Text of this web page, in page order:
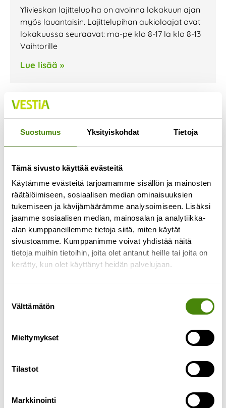
Suostumus Yksityiskohdat Tietoja
Tämä sivusto käyttää evästeitä
Käytämme evästeitä tarjoamamme sisällön ja mainosten
räätälöimiseen, sosiaalisen median ominaisuuksien
tukemiseen ja kävijämäärämme analysoimiseen. Lisäksi
jaamme sosiaalisen median, mainosalan ja analytiikka-
alan kumppaneillemme tietoja siitä, miten käytät
sivustoamme. Kumppanimme voivat yhdistää näitä
tietoja muihin tietoihin, joita olet antanut heille tai joita on
kerätty, kun olet käyttänyt heidän palvelujaan.
valinta
Välttämätön
Mieltymykset
Tilastot
Markkinointi
Ylivieskan lajittelupiha on avoinna lokakuun ajan
myös lauantaisin. Lajittelupihan aukioloajat ovat
lokakuussa seuraavat: ma-pe klo 8-17 la klo 8-13
Vaihtorille
Lue lisää »
Jäteastioiden
tyhjennyspäivissä muutoksia
loka-marraskuussa
28.9.2023
Kannuksen, Sievin ja Toholammin alueen
jätekuljetusten urakoitsija vaihtuu lokakuun
alussa. Urakoitsijan vaihtumisen seurauksena
jätekuljetusten reitit muuttuvat ja jäteastian
tyhjennyspäivässä tapahtuu
Lue lisää »